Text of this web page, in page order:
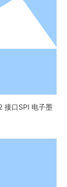
接口SPI 电子墨